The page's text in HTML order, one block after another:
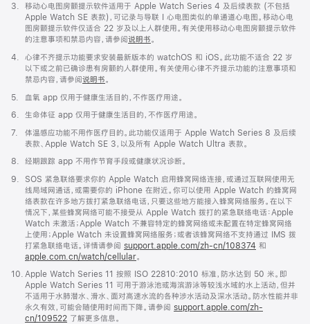
窗
口
中
开)
脚
3.
移动心电图房颤提示软件适用于 Apple Watch Series 4 及后续表款 (不包括
Apple Watch SE 表款)，可记录与导联 I 心电图类似的单通道心电图。移动心电
图房颤提示软件仅适合 22 岁及以上人群使用。有关使用移动心电图房颤提示软件
的注意事项和禁忌内容，请参阅 说明书。
脚
4.
心律不齐提示功能要求安装最新版本的 watchOS 和 iOS。此功能不适合 22 岁
以下或之前已确诊患有房颤的人群使用。有关使用心律不齐提示功能的注意事项和
禁忌内容，请参阅说明书。
脚
5. 血氧 app 仅用于健康生活目的，不作医疗用途。
脚
6. 生命体征 app 仅用于健康生活目的，不作医疗用途。
脚
7.
体温感应功能不用作医疗目的。此功能仅适用于 Apple Watch Series 8 及后续
表款、Apple Watch SE 3，以及所有 Apple Watch Ultra 表款。
脚
8. 经期跟踪 app 不用作节育手段或健康状况诊断。
脚
9.
SOS 紧急联络要求你的 Apple Watch 启用蜂窝网络连接，或通过互联网使用无
线局域网通话，或需要你的 iPhone 在附近。你可以使用 Apple Watch 的蜂窝网
络表款在许多地方拨打紧急联络电话，只要这些地方能接入蜂窝网络服务。在以下
情况下，某些蜂窝网络可能不接受从 Apple Watch 拨打的紧急联络电话：Apple
Watch 未激活；Apple Watch 不兼容特定的蜂窝网络或未配置在特定蜂窝网络
上使用；Apple Watch 未设置蜂窝网络服务；或者该蜂窝网络不支持通过 IMS 拨
打紧急联络电话。详情请参阅 support.apple.com/zh-cn/108374 (在
口
中
打
开)
和
apple.com.cn/watch/cellular。
脚
10. Apple Watch Series 11 按照 ISO 22810:2010 标准，防水达到 50 米。即
Apple Watch Series 11 可用于游泳池或海滨游泳等较浅水域的水上活动，但并
不适用于水肺潜水、滑水、面对高速水流的各种涉水活动及深水活动。防水性能并非
永久有效，可能会随使用时间而下降。请参阅 support.apple.com/zh-
cn/109522 了解更多信息。